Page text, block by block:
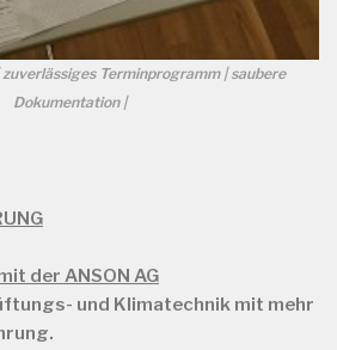
Terminprogramm | saubere
Dokumentation |
der ANSON AG
und Klimatechnik mit mehr